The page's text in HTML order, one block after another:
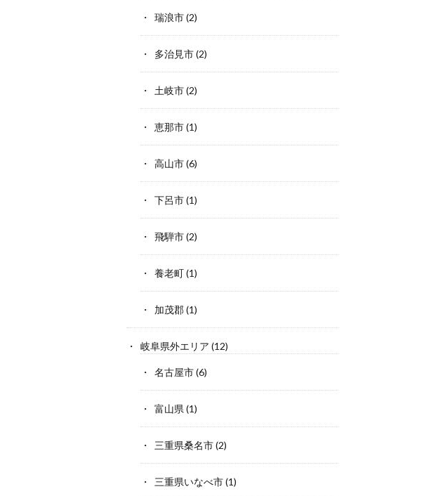
瑞浪市(2)
多治見市(2)
土岐市(2)
恵那市(1)
高山市(6)
下呂市(1)
飛騨市(2)
養老町(1)
加茂郡(1)
岐阜県外エリア (12)
名古屋市(6)
富山県 (1)
三重県桑名市(2)
三重県いなべ市(1)